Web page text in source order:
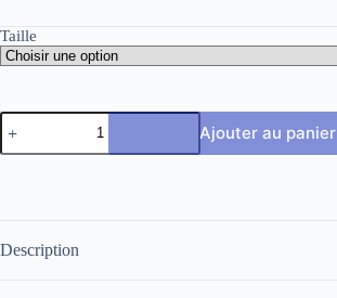
Taille
quantité
de
Baudruche
Ajouter au panier
Description